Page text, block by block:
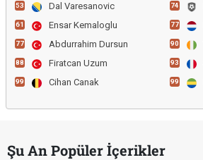
53 Dal Varesanovic
61 Ensar Kemaloglu
77 Abdurrahim Dursun
88 Firatcan Uzum
99 Cihan Canak
74
77
90
93
99
Şu An Popüler İçerikler